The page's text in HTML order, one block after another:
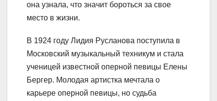
она узнала, что значит бороться за свое
место в жизни.
В 1924 году Лидия Русланова поступила в
Московский музыкальный техникум и стала
ученицей известной оперной певицы Елены
Бергер. Молодая артистка мечтала о
карьере оперной певицы, но судьба